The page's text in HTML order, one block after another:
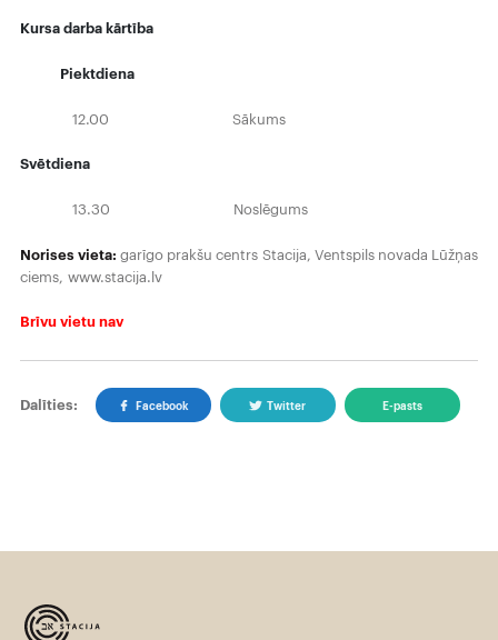
Kursa darba kārtība
Piektdiena
12.00 Sākums
Svētdiena
13.30 Noslēgums
Norises vieta: garīgo prakšu centrs Stacija, Ventspils novada Lūžņas
ciems, www.stacija.lv
Brīvu vietu nav
Dalīties: Facebook Twitter E-pasts